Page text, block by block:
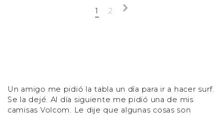
1 2
Un amigo me pidió la tabla un día para ir a hacer surf.
Se la dejé. Al día siguiente me pidió una de mis
camisas Volcom. Le dije que algunas cosas son